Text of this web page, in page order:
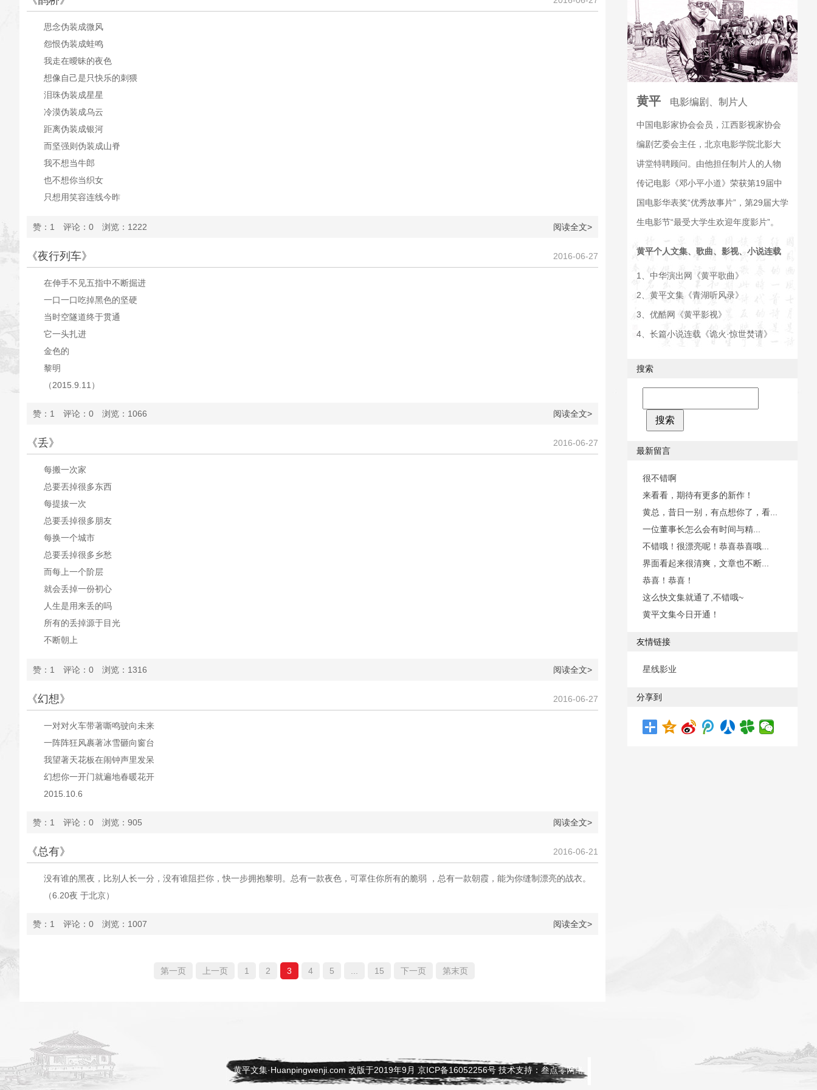
思念伪装成微风
怨恨伪装成蛙鸣
我走在曖昧的夜色
想像自己是只快乐的刺猥
泪珠伪装成星星
冷漠伪装成乌云
距离伪装成银河
而坚强则伪装成山脊
我不想当牛郎
也不想你当织女
只想用笑容连线今昨
鹊桥
阅读全文>
赞：1 评论：0 浏览：1222
《夜行列车》 2016-06-27
在伸手不见五指中不断掘进
一口一口吃掉黑色的坚硬
当时空隧道终于贯通
它一头扎进
金色的
黎明
（2015.9.11）
阅读全文>
赞：1 评论：0 浏览：1066
《丢》 2016-06-27
每搬一次家
总要丟掉很多东西
每提拔一次
总要丢掉很多朋友
每换一个城市
总要丢掉很多乡愁
而每上一个阶层
就会丢掉一份初心
人生是用来丢的吗
所有的丢掉源于目光
不断朝上
看
双脚
（2015.10.14 黄平 戏作于北京）
阅读全文>
赞：1 评论：0 浏览：1316
《幻想》 2016-06-27
一对对火车带著嘶鸣驶向未来
一阵阵狂风裹著冰雪砸向窗台
我望著天花板在闹钟声里发呆
幻想你一开门就遍地春暖花开
2015.10.6
阅读全文>
赞：1 评论：0 浏览：905
《总有》 2016-06-21
没有谁的黑夜，比别人长一分，没有谁阻拦你，快一步拥抱黎明。总有一款夜色，可罩住你所有的脆弱 ，总有一款朝霞，能为你缝制漂亮的战衣。
（6.20夜 于北京）
阅读全文>
赞：1 评论：0 浏览：1007
第一页 上一页 1 2 3 4 5 15 下一页 第末页
黄平 电影编剧、制片人
中国电影家协会会员，江西影视家协会
编剧艺委会主任，北京电影学院北影大
讲堂特聘顾问。由他担任制片人的人物
传记电影《邓小平小道》荣获第19届中
国电影华表奖“优秀故事片”，第29届大学
生电影节“最受大学生欢迎年度影片”。
黄平个人文集、歌曲、影视、小说连载
1、 中华演出网《黄平歌曲》
2、 黄平文集《青湖听风录》
3、 优酷网《黄平影视》
4、 长篇小说连载《诡火·惊世焚请》
搜索
最新留言
很不错啊
来看看，期待有更多的新作！
黄总，昔日一别，有点想你了，看...
一位董事长怎么会有时间与精...
不错哦！很漂亮呢！恭喜恭喜哦...
界面看起来很清爽，文章也不断...
恭喜！恭喜！
这么快文集就通了,不错哦~
黄平文集今日开通！
友情链接
星线影业
分享到
黄平文集·Huanpingwenji.com 改版于2019年9月 京ICP备16052256号 技术支持： 叁点零网络